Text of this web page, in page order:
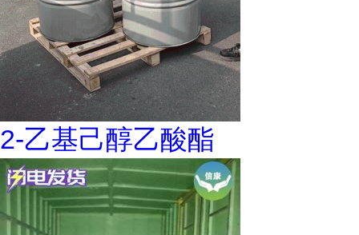
2-乙基己醇乙酸酯